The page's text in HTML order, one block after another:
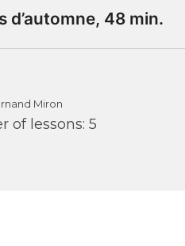
d’automne, 48 min.
Miron
of lessons: 5